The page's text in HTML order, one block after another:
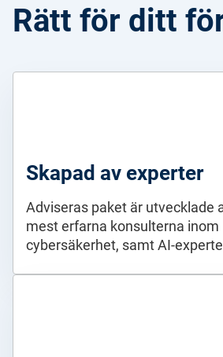
Rätt för ditt
Skapad av experter
Adviseras paket är utvecklade
mest erfarna konsulterna inom
cybersäkerhet, samt AI-